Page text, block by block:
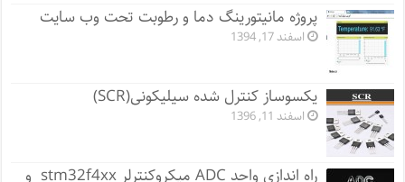
پروژه مانيتورينگ دما و رطوبت تحت وب سایت
اسفند 17, 1394
یکسوساز کنترل شده سیلیکونی(SCR)
اسفند 11, 1396
راه اندازی واحد ADC میکروکنترلر stm32f4xx و